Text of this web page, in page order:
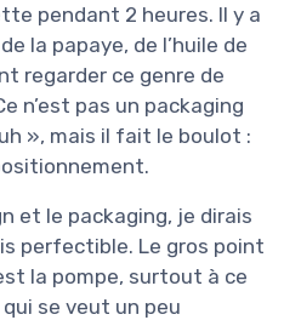
pendant 2 heures. Il y a
la papaye, de l’huile de
regarder ce genre de
n’est pas un packaging
», mais il fait le boulot :
et le packaging, je dirais
perfectible. Le gros point
la pompe, surtout à ce
se veut un peu